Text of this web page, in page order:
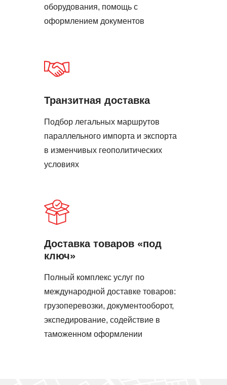
оборудования, помощь с
оформлением документов
Транзитная доставка
Подбор легальных маршрутов
параллельного импорта и экспорта
в изменчивых геополитических
условиях
Доставка товаров «под
ключ»
Полный комплекс услуг по
международной доставке товаров:
грузоперевозки, документооборот,
экспедирование, содействие в
таможенном оформлении